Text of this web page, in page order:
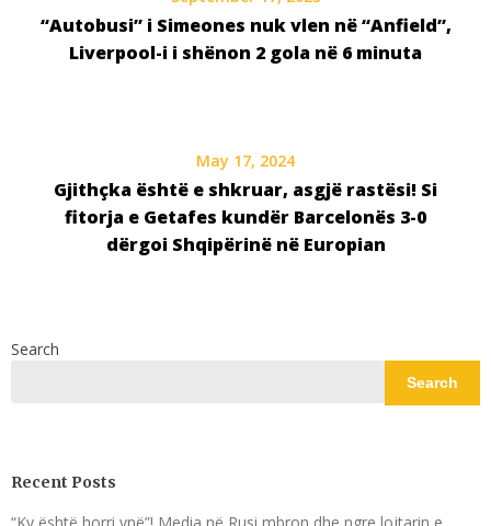
“Autobusi” i Simeones nuk vlen në “Anfield”,
Liverpool-i i shënon 2 gola në 6 minuta
May 17, 2024
Gjithçka është e shkruar, asgjë rastësi! Si
fitorja e Getafes kundër Barcelonës 3-0
dërgoi Shqipërinë në Europian
Search
Search
Recent Posts